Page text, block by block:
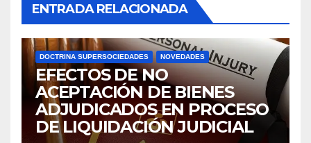
ENTRADA RELACIONADA
DOCTRINA SUPERSOCIEDADES NOVEDADES
EFECTOS DE NO
ACEPTACIÓN DE BIENES
ADJUDICADOS EN PROCESO
DE LIQUIDACIÓN JUDICIAL